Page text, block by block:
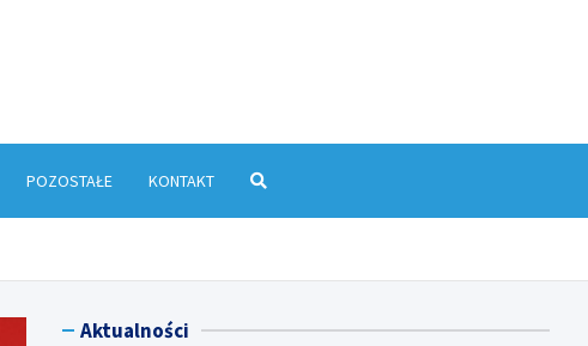
POZOSTAŁE KONTAKT
Aktualności